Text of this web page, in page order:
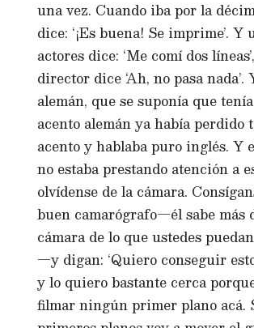
una vez. Cuando iba por la
dice: ‘¡Es buena! Se imprime’. Y
actores dice: ‘Me comí dos
director dice ‘Ah, no pasa
alemán, que se suponía que
acento alemán ya había perdido
acento y hablaba puro inglés. Y
no estaba prestando atención a
olvídense de la cámara.
buen camarógrafo—él sabe más
cámara de lo que ustedes
—y digan: ‘Quiero conseguir
y lo quiero bastante cerca
filmar ningún primer plano acá.